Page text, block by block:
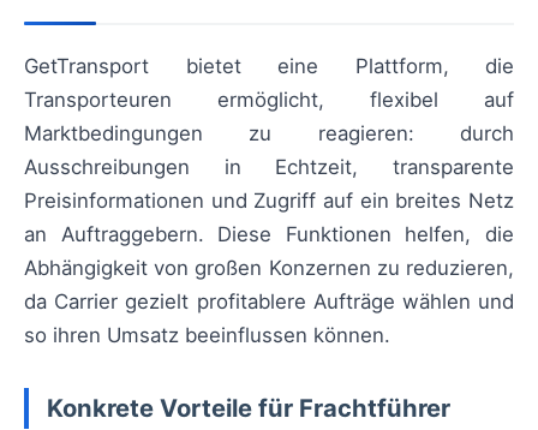
GetTransport bietet eine Plattform, die
Transporteuren ermöglicht, flexibel auf
Marktbedingungen zu reagieren: durch
Ausschreibungen in Echtzeit, transparente
Preisinformationen und Zugriff auf ein breites Netz
an Auftraggebern. Diese Funktionen helfen, die
Abhängigkeit von großen Konzernen zu reduzieren,
da Carrier gezielt profitablere Aufträge wählen und
so ihren Umsatz beeinflussen können.
Konkrete Vorteile für Frachtführer